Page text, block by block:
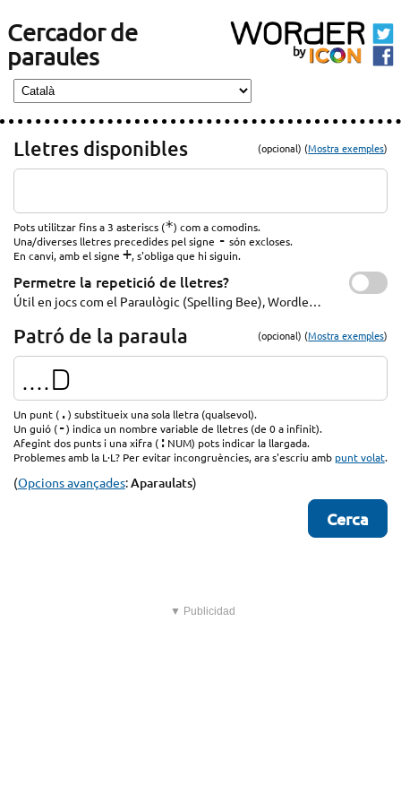
Cercador de
paraules
Lletres disponibles (opcional) (Mostra exemples)
Pots utilitzar fins a 3 asteriscs (*) com a comodins.
Una/diverses lletres precedides pel signe - són excloses.
En canvi, amb el signe +, s'obliga que hi siguin.
Permetre la repetició de lletres?
Útil en jocs com el Paraulògic (Spelling Bee), Wordle…
Patró de la paraula (opcional) (Mostra exemples)
Un punt (.) substitueix una sola lletra (qualsevol).
Un guió (-) indica un nombre variable de lletres (de 0 a infinit).
Afegint dos punts i una xifra (: NUM) pots indicar la llargada.
Problemes amb la L·L? Per evitar incongruències, ara s'escriu amb punt volat.
(Opcions avançades:Aparaulats)
▼ Publicidad